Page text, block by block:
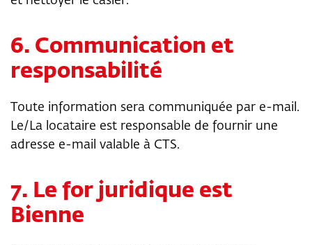
6. Communication et
responsabilité
Toute information sera communiquée par e-mail.
Le/La locataire est responsable de fournir une
adresse e-mail valable à CTS.
7. Le for juridique est
Bienne